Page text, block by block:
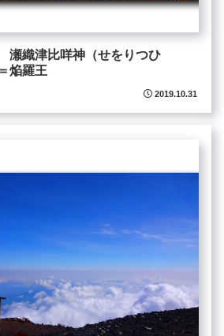
瀬織津比咩神（せをりつひ
焔羅王
2019.10.31